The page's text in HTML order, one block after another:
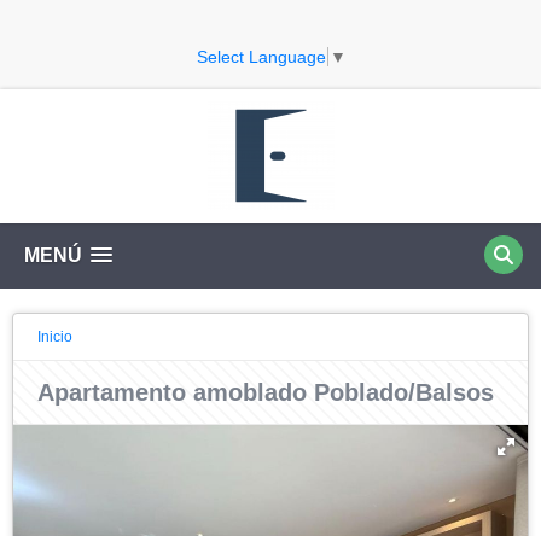
Select Language ▼
MENÚ
Inicio
Apartamento amoblado Poblado/Balsos